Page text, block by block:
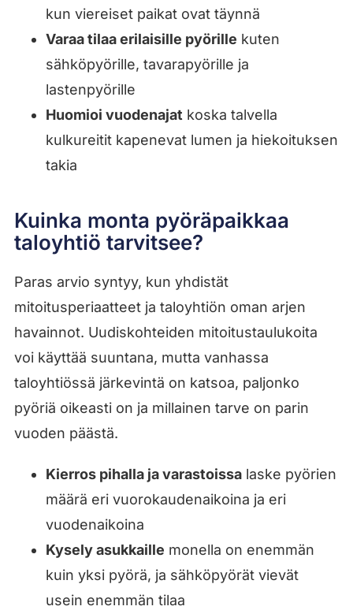
kun viereiset paikat ovat täynnä
Varaa tilaa erilaisille pyörille kuten
sähköpyörille, tavarapyörille ja
lastenpyörille
Huomioi vuodenajat koska talvella
kulkureitit kapenevat lumen ja hiekoituksen
takia
Kuinka monta pyöräpaikkaa
taloyhtiö tarvitsee?
Paras arvio syntyy, kun yhdistät
mitoitusperiaatteet ja taloyhtiön oman arjen
havainnot. Uudiskohteiden mitoitustaulukoita
voi käyttää suuntana, mutta vanhassa
taloyhtiössä järkevintä on katsoa, paljonko
pyöriä oikeasti on ja millainen tarve on parin
vuoden päästä.
Kierros pihalla ja varastoissalaske pyörien
määrä eri vuorokaudenaikoina ja eri
vuodenaikoina
Kysely asukkaille monella on enemmän
kuin yksi pyörä, ja sähköpyörät vievät
usein enemmän tilaa